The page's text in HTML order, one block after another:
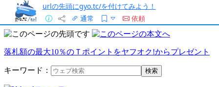
urlの先頭にgyo.tc/を付けてみよう！
通常
依頼